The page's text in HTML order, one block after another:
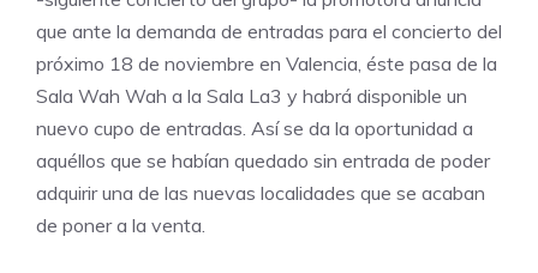
que ante la demanda de entradas para el concierto del
próximo 18 de noviembre en Valencia, éste pasa de la
Sala Wah Wah a la Sala La3 y habrá disponible un
nuevo cupo de entradas. Así se da la oportunidad a
aquéllos que se habían quedado sin entrada de poder
adquirir una de las nuevas localidades que se acaban
de poner a la venta.